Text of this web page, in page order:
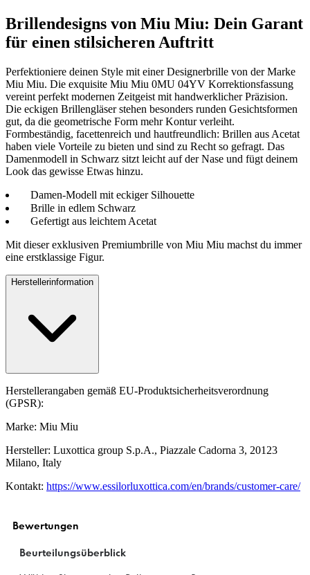
Brillendesigns von Miu Miu: Dein Garant
für einen stilsicheren Auftritt
Perfektioniere deinen Style mit einer Designerbrille von der Marke
Miu Miu. Die exquisite Miu Miu 0MU 04YV Korrektionsfassung
vereint perfekt modernen Zeitgeist mit handwerklicher Präzision.
Die eckigen Brillengläser stehen besonders runden Gesichtsformen
gut, da die geometrische Form mehr Kontur verleiht.
Formbeständig, facettenreich und hautfreundlich: Brillen aus Acetat
haben viele Vorteile zu bieten und sind zu Recht so gefragt. Das
Damenmodell in Schwarz sitzt leicht auf der Nase und fügt deinem
Look das gewisse Etwas hinzu.
Damen-Modell mit eckiger Silhouette
Brille in edlem Schwarz
Gefertigt aus leichtem Acetat
Mit dieser exklusiven Premiumbrille von Miu Miu machst du immer
eine erstklassige Figur.
Herstellerinformation
Herstellerangaben gemäß EU-Produktsicherheitsverordnung
(GPSR):
Marke: Miu Miu
Hersteller: Luxottica group S.p.A., Piazzale Cadorna 3, 20123
Milano, Italy
Kontakt: https://www.essilorluxottica.com/en/brands/customer-care/